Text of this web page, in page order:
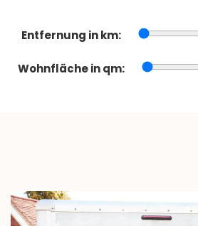
Entfernung in km:
Wohnfläche in qm: